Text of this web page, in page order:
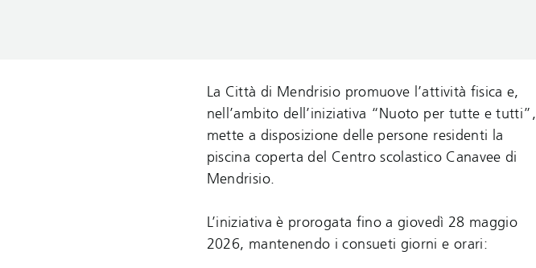
La Città di Mendrisio promuove l’attività fisica e,
nell’ambito dell’iniziativa “Nuoto per tutte e tutti”,
mette a disposizione delle persone residenti la
piscina coperta del Centro scolastico Canavee di
Mendrisio.
L’iniziativa è prorogata fino a giovedì 28 maggio
2026, mantenendo i consueti giorni e orari: